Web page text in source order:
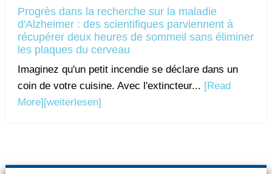
Progrès dans la recherche sur la maladie
d'Alzheimer : des scientifiques parviennent à
récupérer deux heures de sommeil sans éliminer
les plaques du cerveau
Imaginez qu'un petit incendie se déclare dans un
coin de votre cuisine. Avec l'extincteur... [Read
More] [weiterlesen]